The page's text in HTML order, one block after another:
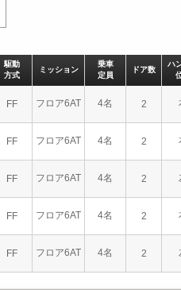
駆動
方式
ミッション
乗車
定員
ドア数
ハ
FF フロア6AT 4名 2
FF フロア6AT 4名 2
FF フロア6AT 4名 2
FF フロア6AT 4名 2
FF フロア6AT 4名 2